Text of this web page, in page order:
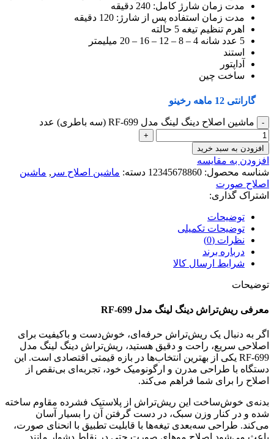
مدت زمان شارژ کامل: 240 دقیقه
مدت زمان استفاده پس از شارژ: 120 دقیقه
اهرم تنظیم تیغه 5 حالته
5 عدد شانه 4 – 8 – 12 – 16 – 20 میلیمتر
استند
آداپتور
ساخت چین
گارانتی 12 ماهه رخینو
ماشین اصلاح دینگ لینگ مدل RF-699 (سه باطری) عدد
افزودن به سبد خرید
افزودن به مقایسه
شناسه محصول: 12345678860 دسته: ماشین اصلاح سر , ماشین
اصلاح صورت
اشتراک گذاری:
توضیحات
توضیحات تکمیلی
نظرات (0)
درباره برند
شرایط ارسال کالا
توضیحات
معرفی ریش‌تراش دینگ لینگ مدل RF-699
اگر به دنبال یک ریش‌تراش حرفه‌ای، خوش‌دست و باکیفیت برای
اصلاحی سریع، راحت و دقیق هستید، ریش‌تراش دینگ لینگ مدل
RF-699 یکی از بهترین انتخاب‌ها در بازه قیمتی اقتصادی است. این
دستگاه با طراحی مدرن و ارگونومیک خود، تجربه‌ای بی‌نقص از
اصلاح را برای شما فراهم می‌کند.
بدنه‌ی خوش‌ساخت این ریش‌تراش از پلاستیک فشرده مقاوم ساخته
شده و در کنار وزن سبک، در دست گرفتن آن را بسیار آسان
می‌کند. طراحی سه‌بعدی تیغه‌ها با قابلیت تطبیق با انحنای صورت،
باعث می‌شود اصلاح موهای صورت حتی در نقاط دشوار مانند